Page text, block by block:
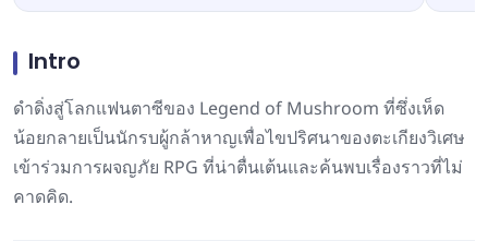
Intro
ดำดิ่งสู่โลกแฟนตาซีของ Legend of Mushroom ที่ซึ่งเห็ด
น้อยกลายเป็นนักรบผู้กล้าหาญเพื่อไขปริศนาของตะเกียงวิเศษ
เข้าร่วมการผจญภัย RPG ที่น่าตื่นเต้นและค้นพบเรื่องราวที่ไม่
คาดคิด.